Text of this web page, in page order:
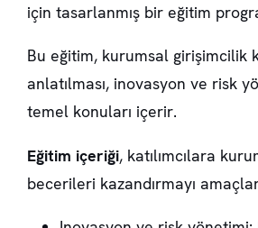
için tasarlanmış bir eğitim
Bu eğitim, kurumsal girişimcilik
anlatılması, inovasyon ve risk
temel konuları içerir.
Eğitim içeriği, katılımcılara
becerileri kazandırmayı